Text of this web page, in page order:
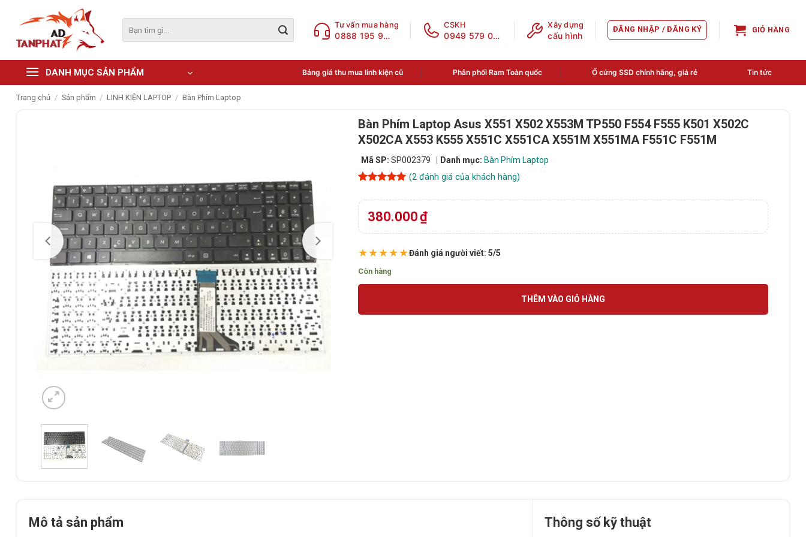
content
kiếm:
Tư vấn mua hàng
0888 195 969
CSKH
0949 579 078
Xây dựng
cấu hình
ĐĂNG NHẬP / ĐĂNG KÝ GIỎ HÀNG
DANH MỤC SẢN PHẨM Bảng giá thu mua linh kiện cũ Phân phối Ram Toàn quốc Ổ cứng SSD chính hãng, giá rẻ Tin tức
Trang chủ / Sản phẩm / LINH KIỆN LAPTOP / Bàn Phím Laptop
Bàn Phím Laptop Asus X551 X502 X553M TP550 F554 F555 K501 X502C
X502CA X553 K555 X551C X551CA X551M X551MA F551C F551M
Mã SP: SP002379 Danh mục: Bàn Phím Laptop
dựa trên
đánh giá
(2 đánh giá của khách hàng)
380.000₫
★★★★★Đánh giá người viết: 5/5
Còn hàng
THÊM VÀO GIỎ HÀNG
Mô tả sản phẩm Thông số kỹ thuật